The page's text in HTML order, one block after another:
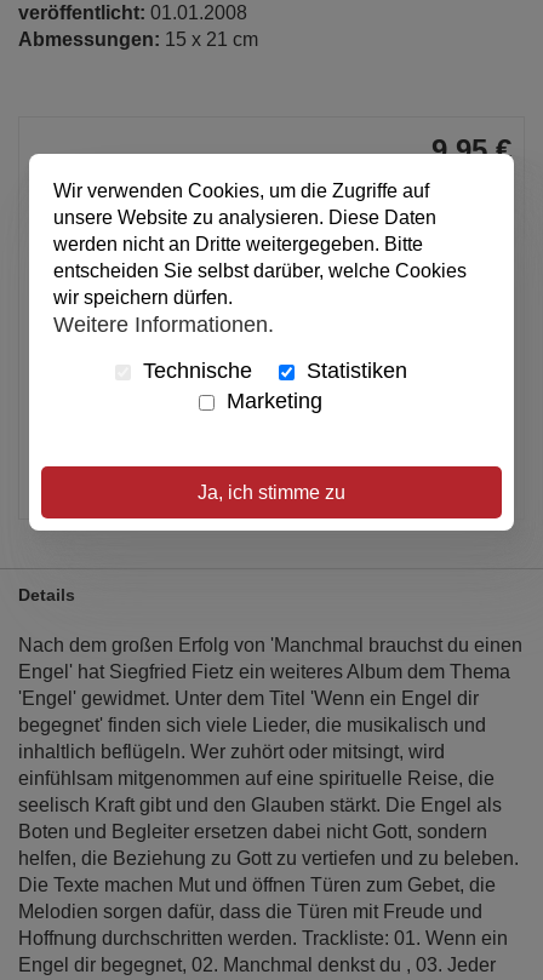
veröffentlicht: 01.01.2008
Abmessungen: 15 x 21 cm
9,95 €
Anzahl
In den Warenkorb
Alle Preise inkl. MwSt.
Artikel merken
Details
Nach dem großen Erfolg von 'Manchmal brauchst du einen
Engel' hat Siegfried Fietz ein weiteres Album dem Thema
'Engel' gewidmet. Unter dem Titel 'Wenn ein Engel dir
begegnet' finden sich viele Lieder, die musikalisch und
inhaltlich beflügeln. Wer zuhört oder mitsingt, wird
einfühlsam mitgenommen auf eine spirituelle Reise, die
seelisch Kraft gibt und den Glauben stärkt. Die Engel als
Boten und Begleiter ersetzen dabei nicht Gott, sondern
helfen, die Beziehung zu Gott zu vertiefen und zu beleben.
Die Texte machen Mut und öffnen Türen zum Gebet, die
Melodien sorgen dafür, dass die Türen mit Freude und
Hoffnung durchschritten werden. Trackliste: 01. Wenn ein
Engel dir begegnet, 02. Manchmal denkst du , 03. Jeder
Wir verwenden Cookies, um die Zugriffe auf
unsere Website zu analysieren. Diese Daten
werden nicht an Dritte weitergegeben. Bitte
entscheiden Sie selbst darüber, welche Cookies
wir speichern dürfen.
Weitere Informationen.
Technische
Statistiken
Marketing
Ja, ich stimme zu